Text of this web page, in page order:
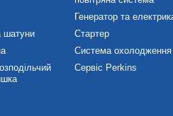
не лише продукцією високої
це ключовий елемент у
стане вашим надійним
шатуни
Генератор та
Стартер
Система охолодження
Сервіс Perkins